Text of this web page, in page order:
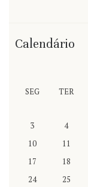
Calendário
SEG TER
3
4
10
11
17
18
24
25